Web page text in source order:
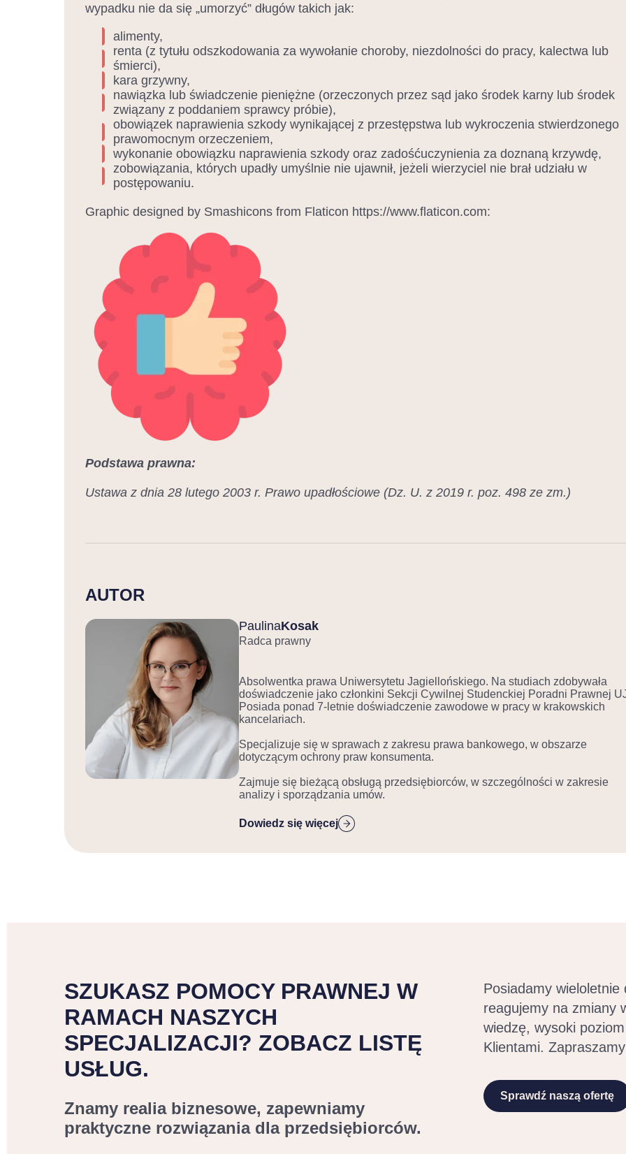
wypadku nie da się „umorzyć” długów takich jak:
alimenty,
renta (z tytułu odszkodowania za wywołanie choroby, niezdolności do pracy, kalectwa lub
śmierci),
kara grzywny,
nawiązka lub świadczenie pieniężne (orzeczonych przez sąd jako środek karny lub środek
związany z poddaniem sprawcy próbie),
obowiązek naprawienia szkody wynikającej z przestępstwa lub wykroczenia stwierdzonego
prawomocnym orzeczeniem,
wykonanie obowiązku naprawienia szkody oraz zadośćuczynienia za doznaną krzywdę,
zobowiązania, których upadły umyślnie nie ujawnił, jeżeli wierzyciel nie brał udziału w
postępowaniu.
Graphic designed by Smashicons from Flaticon https://www.flaticon.com:
Podstawa prawna:
Ustawa z dnia 28 lutego 2003 r. Prawo upadłościowe (Dz. U. z 2019 r. poz. 498 ze zm.)
AUTOR
PaulinaKosak
Radca prawny
Absolwentka prawa Uniwersytetu Jagiellońskiego. Na studiach zdobywała
doświadczenie jako członkini Sekcji Cywilnej Studenckiej Poradni Prawnej
Posiada ponad 7-letnie doświadczenie zawodowe w pracy w krakowskich
kancelariach.
Specjalizuje się w sprawach z zakresu prawa bankowego, w obszarze
dotyczącym ochrony praw konsumenta.
Zajmuje się bieżącą obsługą przedsiębiorców, w szczególności w zakresie
analizy i sporządzania umów.
Dowiedz się więcej
SZUKASZ POMOCY PRAWNEJ W
RAMACH NASZYCH
SPECJALIZACJI? ZOBACZ LISTĘ
USŁUG.
Znamy realia biznesowe, zapewniamy
praktyczne rozwiązania dla przedsiębiorców.
Posiadamy
reagujemy na zmiany
wiedzę, wysoki
Klientami.
Sprawdź naszą ofertę